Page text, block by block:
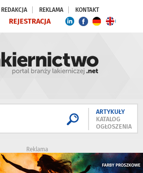
REDAKCJA REKLAMA KONTAKT
REJESTRACJA
ARTYKUŁY
KATALOG
OGŁOSZENIA
Reklama